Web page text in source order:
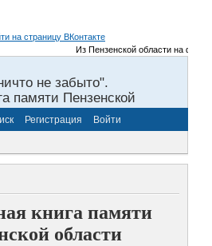
Из Пензенской области на
не забыто".
памяти Пензенской
Регистрация Войти
книга памяти
области